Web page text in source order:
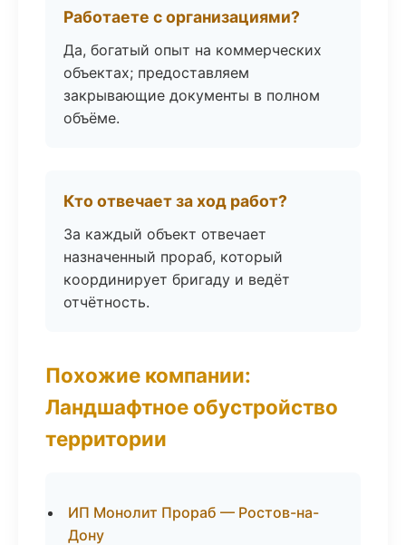
Работаете с организациями?
Да, богатый опыт на коммерческих
объектах; предоставляем
закрывающие документы в полном
объёме.
Кто отвечает за ход работ?
За каждый объект отвечает
назначенный прораб, который
координирует бригаду и ведёт
отчётность.
Похожие компании:
Ландшафтное обустройство
территории
ИП Монолит Прораб — Ростов-на-
Дону